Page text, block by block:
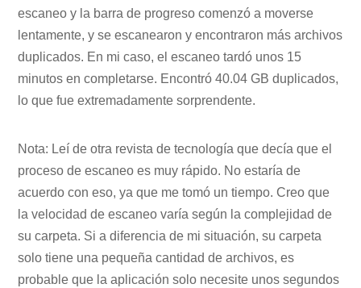
escaneo y la barra de progreso comenzó a moverse
lentamente, y se escanearon y encontraron más archivos
duplicados. En mi caso, el escaneo tardó unos 15
minutos en completarse. Encontró 40.04 GB duplicados,
lo que fue extremadamente sorprendente.
Nota: Leí de otra revista de tecnología que decía que el
proceso de escaneo es muy rápido. No estaría de
acuerdo con eso, ya que me tomó un tiempo. Creo que
la velocidad de escaneo varía según la complejidad de
su carpeta. Si a diferencia de mi situación, su carpeta
solo tiene una pequeña cantidad de archivos, es
probable que la aplicación solo necesite unos segundos